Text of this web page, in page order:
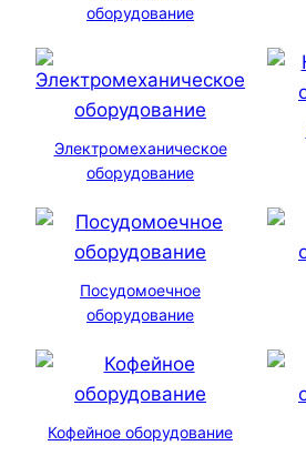
оборудование
Электромеханическое
оборудование
Посудомоечное
оборудование
Кофейное оборудование